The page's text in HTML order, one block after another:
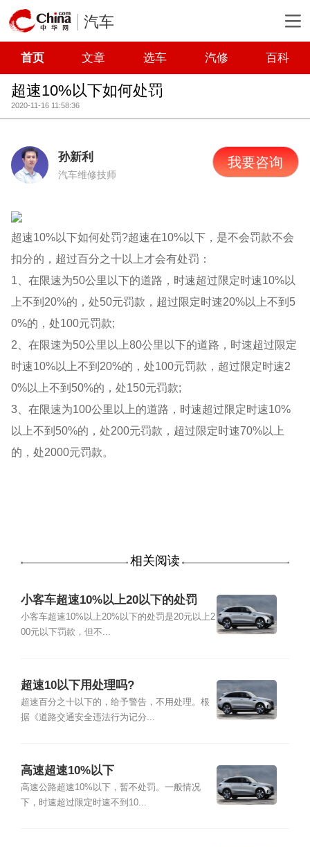
汽车
首页 文章 选车 汽修 百科
超速10%以下如何处罚
2020-11-16 11:58:36
孙新利
汽车维修技师
我要咨询
超速10%以下如何处罚?超速在10%以下，是不会罚款不会
扣分的，超过百分之十以上才会有处罚：
1、在限速为50公里以下的道路，时速超过限定时速10%以
上不到20%的，处50元罚款，超过限定时速20%以上不到5
0%的，处100元罚款;
2、在限速为50公里以上80公里以下的道路，时速超过限定
时速10%以上不到20%的，处100元罚款，超过限定时速2
0%以上不到50%的，处150元罚款;
3、在限速为100公里以上的道路，时速超过限定时速10%
以上不到50%的，处200元罚款，超过限定时速70%以上
的，处2000元罚款。
相关阅读
小客车超速10%以上20以下的处罚
小客车超速10%以上20%以下的处罚是20元以上2
00元以下罚款，但不...
超速10以下用处理吗?
超速百分之十以下的，给予警告，不用处理。根
据《道路交通安全违法行为记分...
高速超速10%以下
高速公路超速10%以下，暂不处罚。一般情况
下，时速超过限定时速不到10...